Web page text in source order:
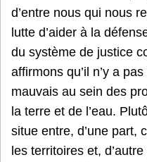
d’entre nous qui nous
lutte d’aider à la
du système de justice
affirmons qu’il n’y a
mauvais au sein des
la terre et de l’eau.
situe entre, d’une part,
les territoires et,